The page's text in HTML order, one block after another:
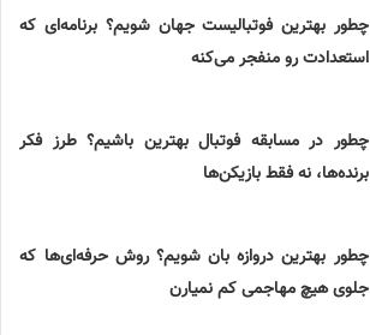
چطور بهترین فوتبالیست جهان شویم؟ برنامه‌ای که
استعدادت رو منفجر می‌کنه
چطور در مسابقه فوتبال بهترین باشیم؟ طرز فکر
برنده‌ها، نه فقط بازیکن‌ها
چطور بهترین دروازه بان شویم؟ روش حرفه‌ای‌ها که
جلوی هیچ مهاجمی کم نمیارن